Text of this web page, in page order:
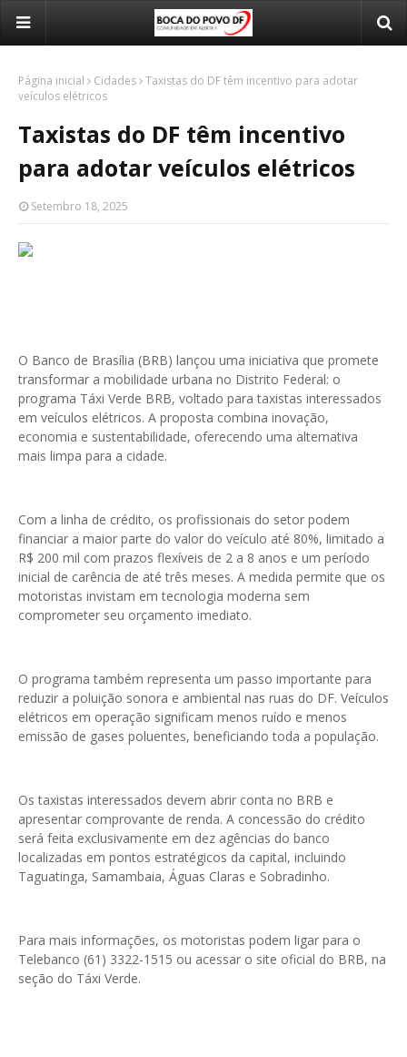
Página inicial Cidades Taxistas do DF têm incentivo para adotar
veículos elétricos
Taxistas do DF têm incentivo
para adotar veículos elétricos
Setembro 18, 2025
O Banco de Brasília (BRB) lançou uma iniciativa que promete
transformar a mobilidade urbana no Distrito Federal: o
programa Táxi Verde BRB, voltado para taxistas interessados
em veículos elétricos. A proposta combina inovação,
economia e sustentabilidade, oferecendo uma alternativa
mais limpa para a cidade.
Com a linha de crédito, os profissionais do setor podem
financiar a maior parte do valor do veículo até 80%, limitado a
R$ 200 mil com prazos flexíveis de 2 a 8 anos e um período
inicial de carência de até três meses. A medida permite que os
motoristas invistam em tecnologia moderna sem
comprometer seu orçamento imediato.
O programa também representa um passo importante para
reduzir a poluição sonora e ambiental nas ruas do DF. Veículos
elétricos em operação significam menos ruído e menos
emissão de gases poluentes, beneficiando toda a população.
Os taxistas interessados devem abrir conta no BRB e
apresentar comprovante de renda. A concessão do crédito
será feita exclusivamente em dez agências do banco
localizadas em pontos estratégicos da capital, incluindo
Taguatinga, Samambaia, Águas Claras e Sobradinho.
Para mais informações, os motoristas podem ligar para o
Telebanco (61) 3322-1515 ou acessar o site oficial do BRB, na
seção do Táxi Verde.